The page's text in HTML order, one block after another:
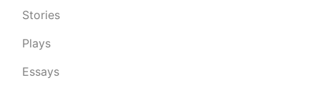
Stories
Plays
Essays